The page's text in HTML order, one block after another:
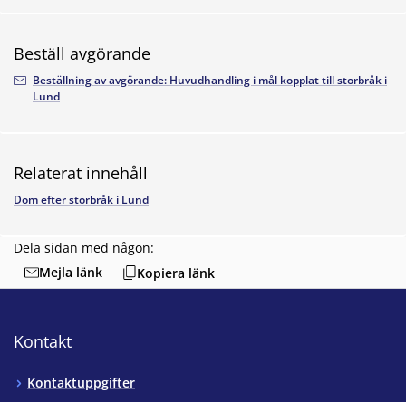
Dela sidan med någon:
Mejla länk
Kopiera länk
Beställ avgörande
Beställning av avgörande: Huvudhandling i mål kopplat till storbråk i
Lund
Relaterat innehåll
Dom efter storbråk i Lund
Kontakt
Kontaktuppgifter